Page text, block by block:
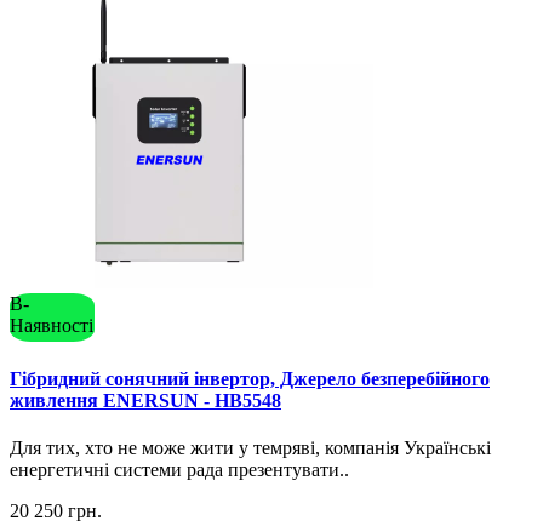
В-
Наявності
Гібридний сонячний інвертор, Джерело безперебійного
живлення ENERSUN - HB5548
Для тих, хто не може жити у темряві, компанія Українські
енергетичні системи рада презентувати..
20 250 грн.